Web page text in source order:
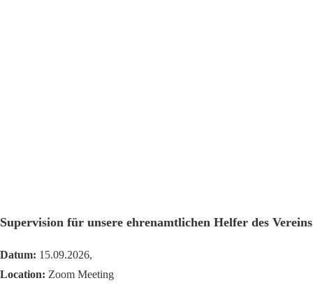
Supervision für unsere ehrenamtlichen Helfer des Vereins
Datum: 15.09.2026,
Location: Zoom Meeting